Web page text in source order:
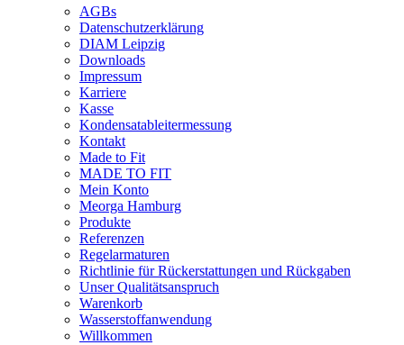
AGBs
Datenschutzerklärung
DIAM Leipzig
Downloads
Impressum
Karriere
Kasse
Kondensatableitermessung
Kontakt
Made to Fit
MADE TO FIT
Mein Konto
Meorga Hamburg
Produkte
Referenzen
Regelarmaturen
Richtlinie für Rückerstattungen und Rückgaben
Unser Qualitätsanspruch
Warenkorb
Wasserstoffanwendung
Willkommen